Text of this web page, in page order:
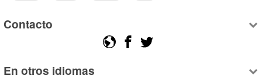
Contacto
En otros idiomas